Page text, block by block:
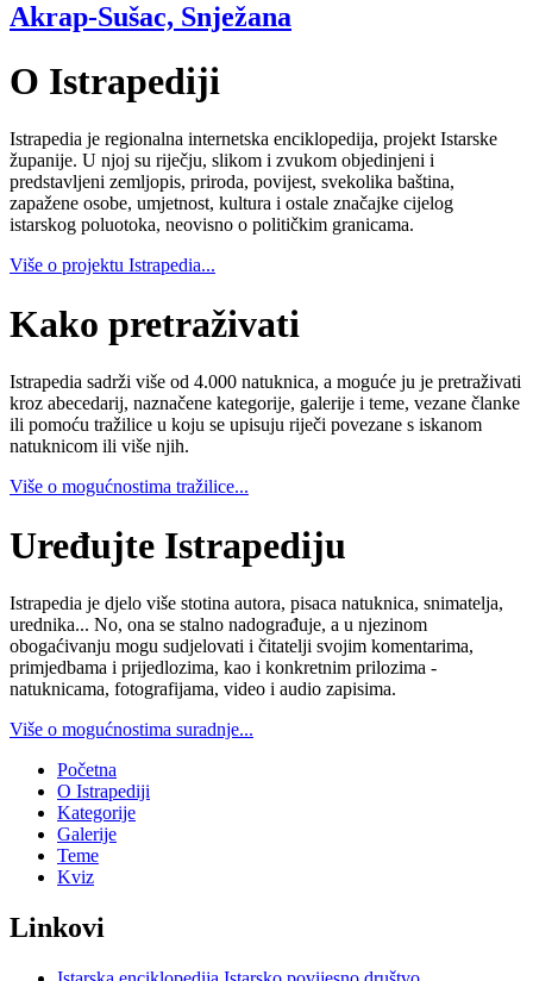
Akrap-Sušac, Snježana
O Istrapediji
Istrapedia je regionalna internetska enciklopedija, projekt Istarske
županije. U njoj su riječju, slikom i zvukom objedinjeni i
predstavljeni zemljopis, priroda, povijest, svekolika baština,
zapažene osobe, umjetnost, kultura i ostale značajke cijelog
istarskog poluotoka, neovisno o političkim granicama.
Više o projektu Istrapedia...
Kako pretraživati
Istrapedia sadrži više od 4.000 natuknica, a moguće ju je pretraživati
kroz abecedarij, naznačene kategorije, galerije i teme, vezane članke
ili pomoću tražilice u koju se upisuju riječi povezane s iskanom
natuknicom ili više njih.
Više o mogućnostima tražilice...
Uređujte Istrapediju
Istrapedia je djelo više stotina autora, pisaca natuknica, snimatelja,
urednika... No, ona se stalno nadograđuje, a u njezinom
obogaćivanju mogu sudjelovati i čitatelji svojim komentarima,
primjedbama i prijedlozima, kao i konkretnim prilozima -
natuknicama, fotografijama, video i audio zapisima.
Više o mogućnostima suradnje...
Početna
O Istrapediji
Kategorije
Galerije
Teme
Kviz
Linkovi